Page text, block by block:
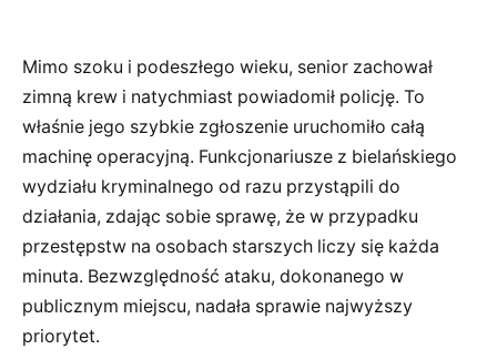
Mimo szoku i podeszłego wieku, senior zachował
zimną krew i natychmiast powiadomił policję. To
właśnie jego szybkie zgłoszenie uruchomiło całą
machinę operacyjną. Funkcjonariusze z bielańskiego
wydziału kryminalnego od razu przystąpili do
działania, zdając sobie sprawę, że w przypadku
przestępstw na osobach starszych liczy się każda
minuta. Bezwzględność ataku, dokonanego w
publicznym miejscu, nadała sprawie najwyższy
priorytet.